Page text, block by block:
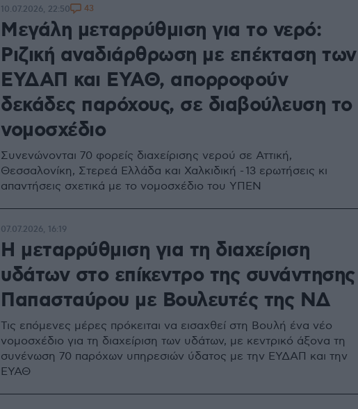
Μεγάλη μεταρρύθμιση για το νερό:
Ριζική αναδιάρθρωση με επέκταση των
ΕΥΔΑΠ και ΕΥΑΘ, απορροφούν
δεκάδες παρόχους, σε διαβούλευση το
νομοσχέδιο
Συνενώνονται 70 φορείς διαχείρισης νερού σε Αττική,
Θεσσαλονίκη, Στερεά Ελλάδα και Χαλκιδική - 13 ερωτήσεις κι
απαντήσεις σχετικά με το νομοσχέδιο του ΥΠΕΝ
10.07.2026, 22:50 43
Η μεταρρύθμιση για τη διαχείριση
υδάτων στο επίκεντρο της συνάντησης
Παπασταύρου με Βουλευτές της ΝΔ
Τις επόμενες μέρες πρόκειται να εισαχθεί στη Βουλή ένα νέο
νομοσχέδιο για τη διαχείριση των υδάτων, με κεντρικό άξονα τη
συνένωση 70 παρόχων υπηρεσιών ύδατος με την ΕΥΔΑΠ και την
ΕΥΑΘ
07.07.2026, 16:19